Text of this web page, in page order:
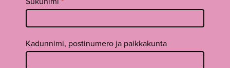
Kadunnimi, postinumero ja paikkakunta